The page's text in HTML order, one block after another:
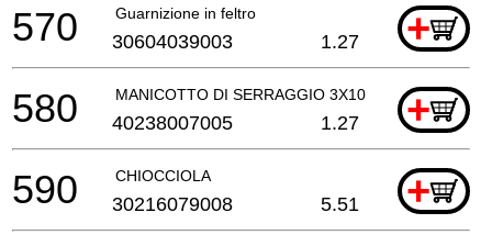
Guarnizione in feltro +
570 30604039003 1.27
MANICOTTO DI SERRAGGIO 3X10 +
580 40238007005 1.27
CHIOCCIOLA +
590 30216079008 5.51